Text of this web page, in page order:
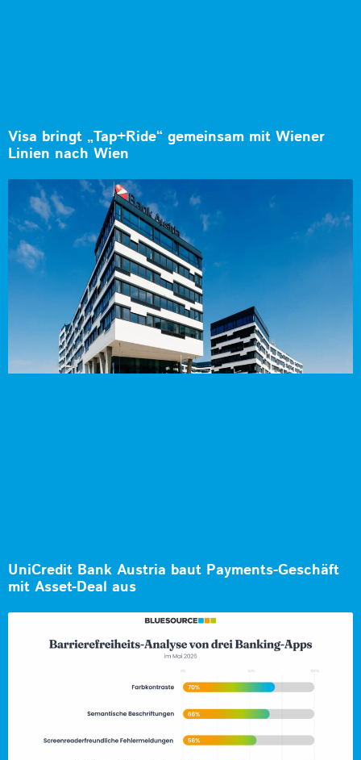
Visa bringt „Tap+Ride“ gemeinsam mit Wiener
Linien nach Wien
UniCredit Bank Austria baut Payments-Geschäft
mit Asset-Deal aus